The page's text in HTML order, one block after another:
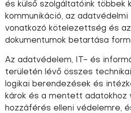
és külső szolgáltatóink többek
kommunikáció, az
vonatkozó kötelezettség és
dokumentumok betartása
Az adatvédelem, IT- és
területén lévő összes
logikai berendezések és
károk és a mentett adatokhoz
hozzáférés elleni védelemre,